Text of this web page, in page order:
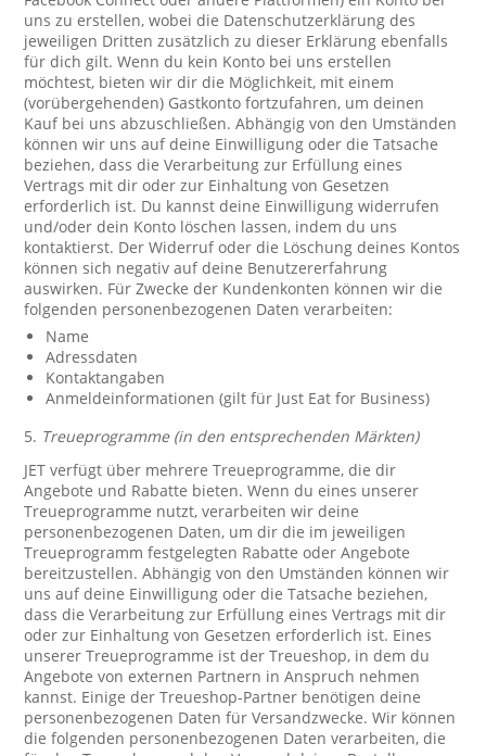
uns zu erstellen, wobei die Datenschutzerklärung des
jeweiligen Dritten zusätzlich zu dieser Erklärung ebenfalls
für dich gilt. Wenn du kein Konto bei uns erstellen
möchtest, bieten wir dir die Möglichkeit, mit einem
(vorübergehenden) Gastkonto fortzufahren, um deinen
Kauf bei uns abzuschließen. Abhängig von den Umständen
können wir uns auf deine Einwilligung oder die Tatsache
beziehen, dass die Verarbeitung zur Erfüllung eines
Vertrags mit dir oder zur Einhaltung von Gesetzen
erforderlich ist. Du kannst deine Einwilligung widerrufen
und/oder dein Konto löschen lassen, indem du uns
kontaktierst. Der Widerruf oder die Löschung deines Kontos
können sich negativ auf deine Benutzererfahrung
auswirken. Für Zwecke der Kundenkonten können wir die
folgenden personenbezogenen Daten verarbeiten:
Name
Adressdaten
Kontaktangaben
Anmeldeinformationen (gilt für Just Eat for Business)
5. Treueprogramme (in den entsprechenden Märkten)
JET verfügt über mehrere Treueprogramme, die dir
Angebote und Rabatte bieten. Wenn du eines unserer
Treueprogramme nutzt, verarbeiten wir deine
personenbezogenen Daten, um dir die im jeweiligen
Treueprogramm festgelegten Rabatte oder Angebote
bereitzustellen. Abhängig von den Umständen können wir
uns auf deine Einwilligung oder die Tatsache beziehen,
dass die Verarbeitung zur Erfüllung eines Vertrags mit dir
oder zur Einhaltung von Gesetzen erforderlich ist. Eines
unserer Treueprogramme ist der Treueshop, in dem du
Angebote von externen Partnern in Anspruch nehmen
kannst. Einige der Treueshop-Partner benötigen deine
personenbezogenen Daten für Versandzwecke. Wir können
die folgenden personenbezogenen Daten verarbeiten, die